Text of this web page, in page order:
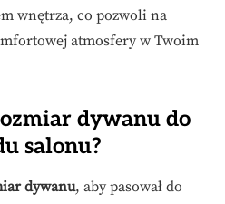
wnętrza, co pozwoli na
atmosfery w Twoim
dywanu do
salonu?
dywanu, aby pasował do